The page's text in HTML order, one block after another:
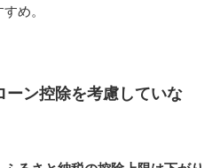
め。
ン控除を考慮していな